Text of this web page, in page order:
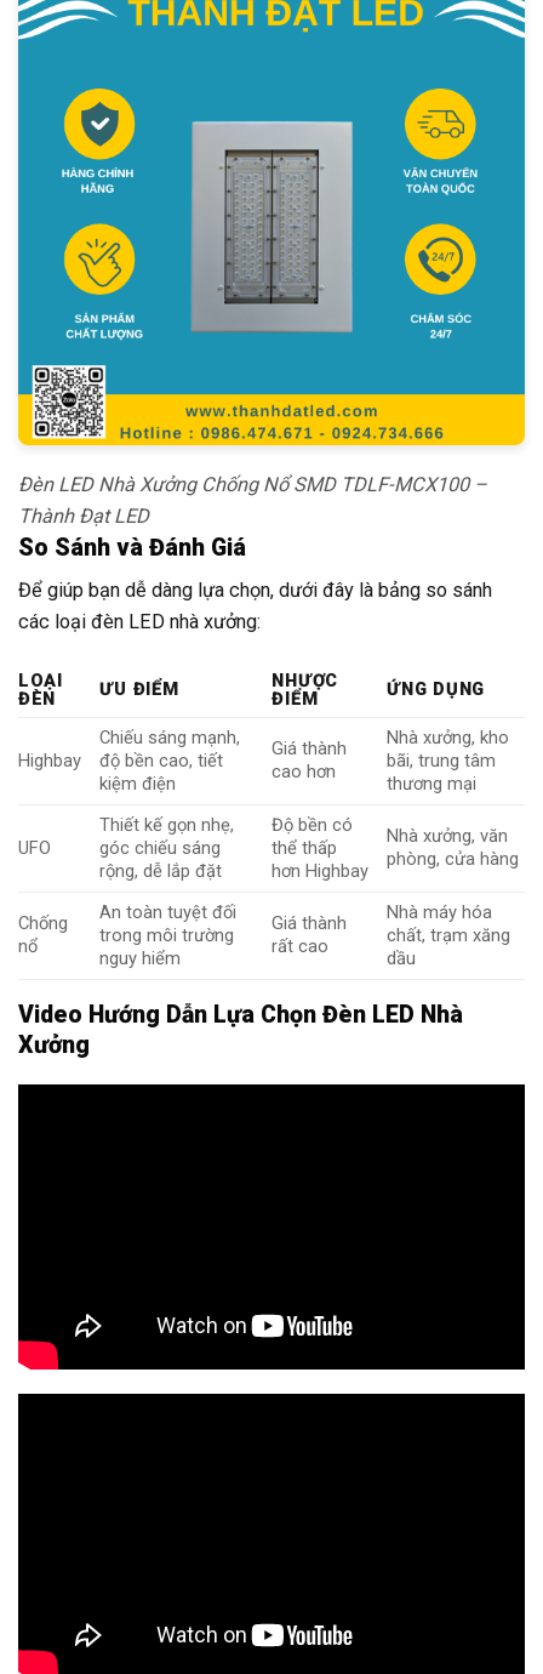
Đèn LED Nhà Xưởng Chống Nổ SMD TDLF-MCX100 –
Thành Đạt LED
So Sánh và Đánh Giá
Để giúp bạn dễ dàng lựa chọn, dưới đây là bảng so sánh
các loại đèn LED nhà xưởng:
LOẠI
ĐÈN
ƯU ĐIỂM
NHƯỢC
ĐIỂM
ỨNG DỤNG
Highbay
Chiếu sáng mạnh,
độ bền cao, tiết
kiệm điện
Giá thành
cao hơn
Nhà xưởng, kho
bãi, trung tâm
thương mại
UFO
Thiết kế gọn nhẹ,
góc chiếu sáng
rộng, dễ lắp đặt
Độ bền có
thể thấp
hơn Highbay
Nhà xưởng, văn
phòng, cửa hàng
Chống
nổ
An toàn tuyệt đối
trong môi trường
nguy hiểm
Giá thành
rất cao
Nhà máy hóa
chất, trạm xăng
dầu
Video Hướng Dẫn Lựa Chọn Đèn LED Nhà
Xưởng